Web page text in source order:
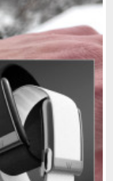
pro
nočním